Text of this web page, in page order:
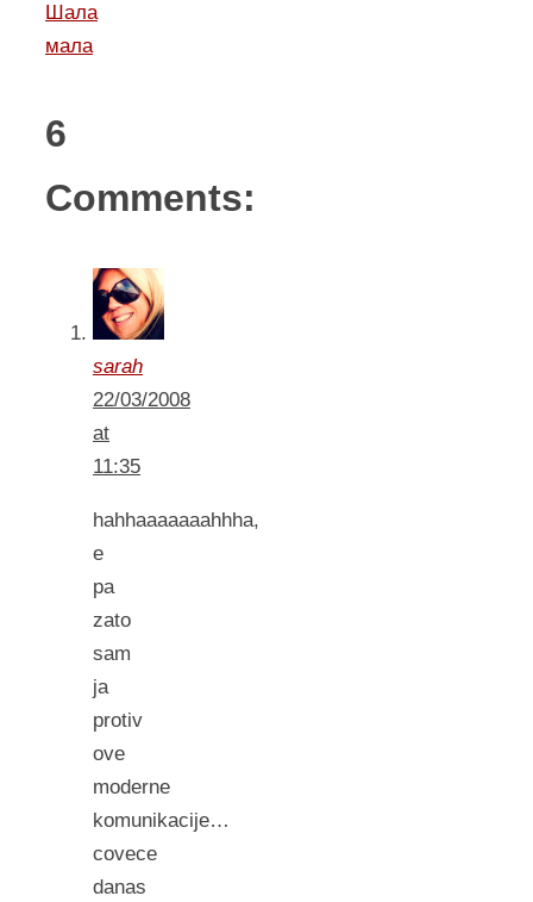
Шала
мала
6
Comments:
sarah
22/03/2008
at
11:35
hahhaaaaaaahhha,
e
pa
zato
sam
ja
protiv
ove
moderne
komunikacije…
covece
danas